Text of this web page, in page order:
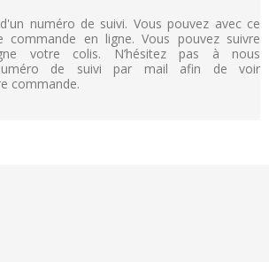
numéro de suivi. Vous pouvez avec ce
commande en ligne. Vous pouvez suivre
votre colis. N’hésitez pas à nous
de suivi par mail afin de voir
commande.